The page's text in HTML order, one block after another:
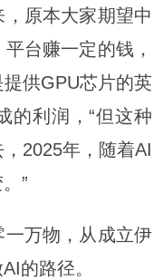
原本大家期望中
台赚一定的钱，
供GPU芯片的英
的利润，“但这种
2025年，随着AI
”
万物，从成立伊
的路径。